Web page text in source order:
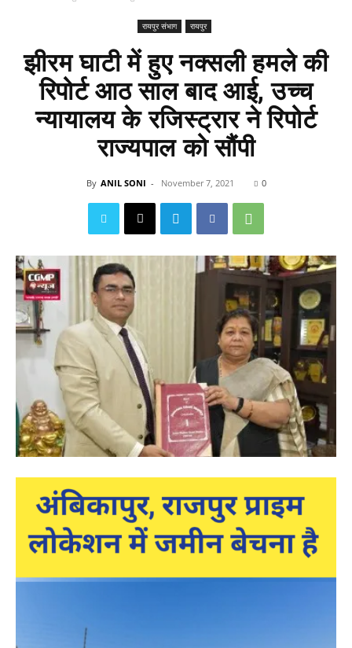
रायपुर संभाग रायपुर
झीरम घाटी में हुए नक्सली हमले की
रिपोर्ट आठ साल बाद आई, उच्च
न्यायालय के रजिस्ट्रार ने रिपोर्ट
राज्यपाल को सौंपी
By ANIL SONI - November 7, 2021 0